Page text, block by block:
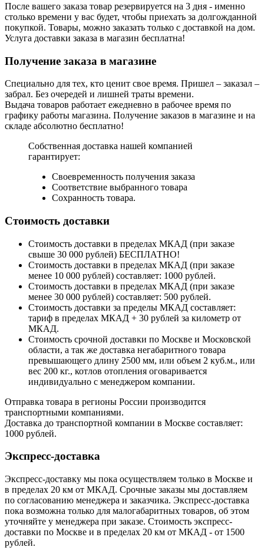
После вашего заказа товар резервируется на 3 дня - именно
столько времени у вас будет, чтобы приехать за долгожданной
покупкой. Товары, можно заказать только с доставкой на дом.
Услуга доставки заказа в магазин бесплатна!
Получение заказа в магазине
Специально для тех, кто ценит свое время. Пришел – заказал –
забрал. Без очередей и лишней траты времени.
Выдача товаров работает ежедневно в рабочее время по
графику работы магазина. Получение заказов в магазине и на
складе абсолютно бесплатно!
Собственная доставка нашей компанией
гарантирует:
Своевременность получения заказа
Соответствие выбранного товара
Сохранность товара.
Стоимость доставки
Стоимость доставки в пределах МКАД (при заказе
свыше 30 000 рублей) БЕСПЛАТНО!
Стоимость доставки в пределах МКАД (при заказе
менее 10 000 рублей) составляет: 1000 рублей.
Стоимость доставки в пределах МКАД (при заказе
менее 30 000 рублей) составляет: 500 рублей.
Стоимость доставки за пределы МКАД составляет:
тариф в пределах МКАД + 30 рублей за километр от
МКАД.
Стоимость срочной доставки по Москве и Московской
области, а так же доставка негабаритного товара
превышающего длину 2500 мм, или объем 2 куб.м., или
вес 200 кг., котлов отопления оговаривается
индивидуально с менеджером компании.
Отправка товара в регионы России производится
транспортными компаниями.
Доставка до транспортной компании в Москве составляет:
1000 рублей.
Экспресс-доставка
Экспресс-доставку мы пока осуществляем только в Москве и
в пределах 20 км от МКАД. Срочные заказы мы доставляем
по согласованию менеджера и заказчика. Экспресс-доставка
пока возможна только для малогабаритных товаров, об этом
уточняйте у менеджера при заказе. Стоимость экспресс-
доставки по Москве и в пределах 20 км от МКАД - от 1500
рублей.